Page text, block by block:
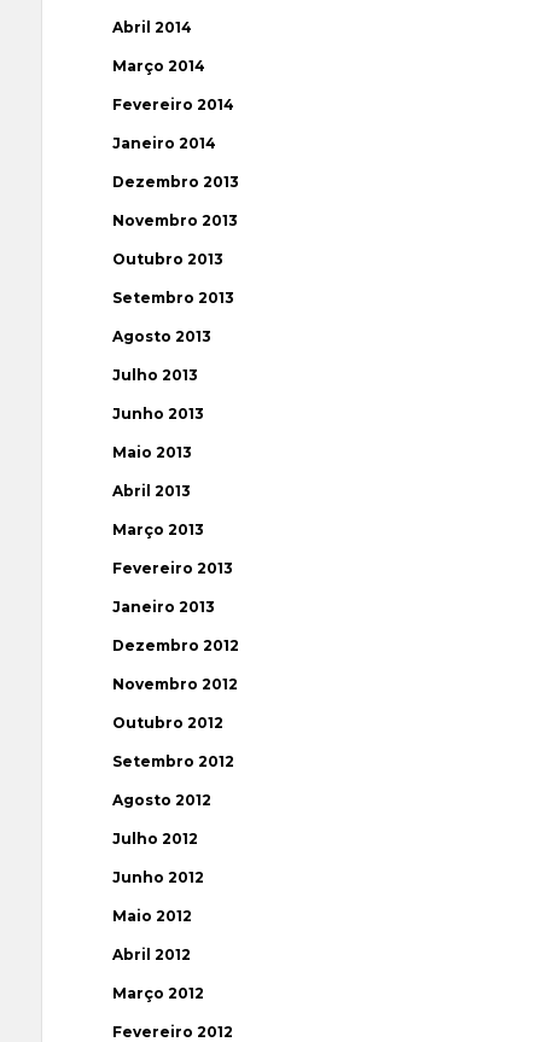
Abril 2014
Março 2014
Fevereiro 2014
Janeiro 2014
Dezembro 2013
Novembro 2013
Outubro 2013
Setembro 2013
Agosto 2013
Julho 2013
Junho 2013
Maio 2013
Abril 2013
Março 2013
Fevereiro 2013
Janeiro 2013
Dezembro 2012
Novembro 2012
Outubro 2012
Setembro 2012
Agosto 2012
Julho 2012
Junho 2012
Maio 2012
Abril 2012
Março 2012
Fevereiro 2012